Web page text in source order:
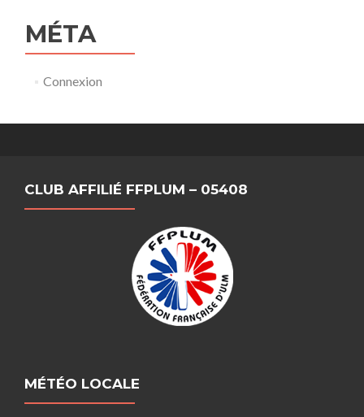
MÉTA
Connexion
CLUB AFFILIÉ FFPLUM – 05408
MÉTÉO LOCALE